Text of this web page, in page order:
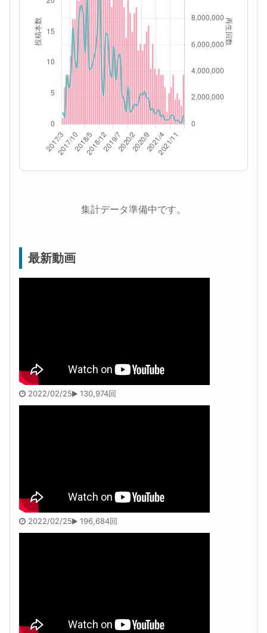
集計データ準備中です。
最新動画
2022/02/25 130,974回
2022/02/25 196,684回